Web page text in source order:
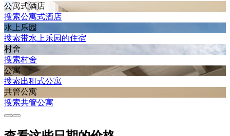
公寓式酒店
搜索公寓式酒店
水上乐园
搜索带水上乐园的住宿
村舍
搜索村舍
公寓
搜索出租式公寓
共管公寓
搜索共管公寓